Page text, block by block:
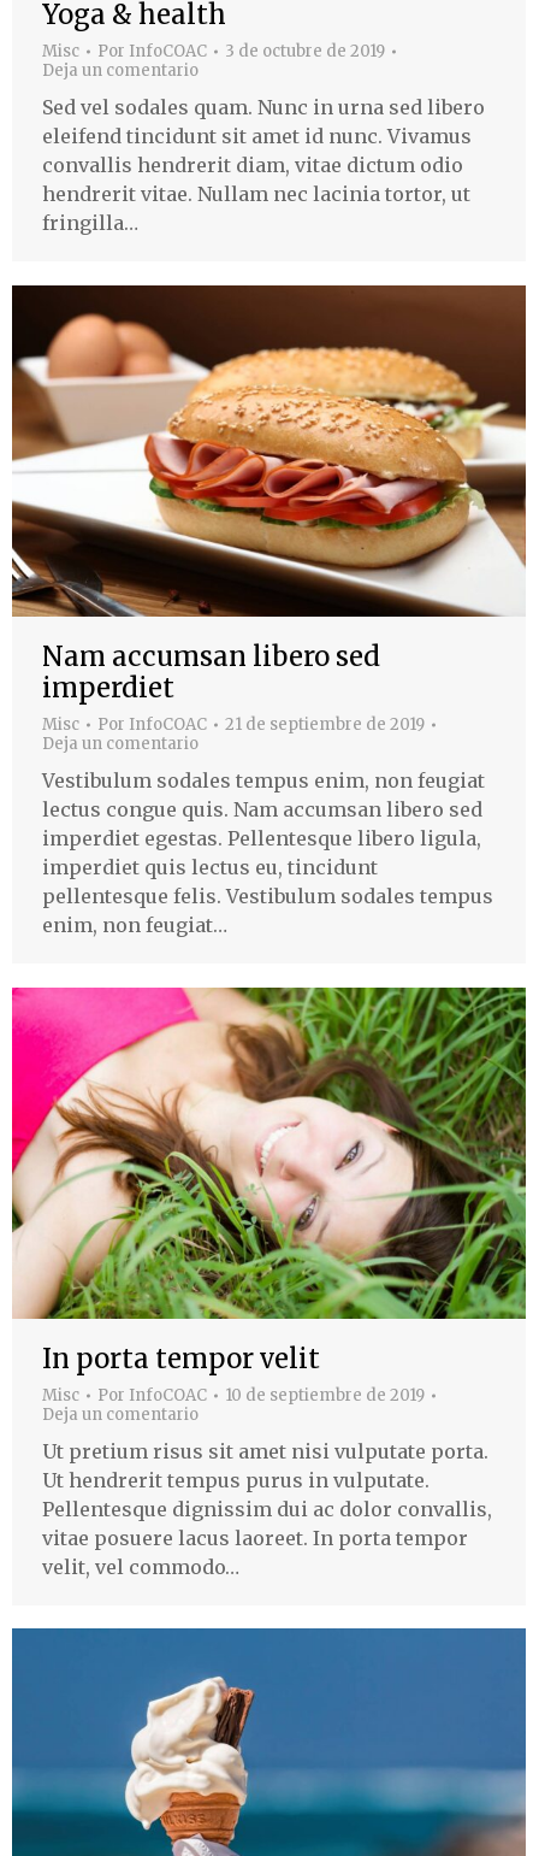
Yoga & health
Misc Por InfoCOAC
3 de octubre de 2019
Deja un comentario
Sed vel sodales quam. Nunc in urna sed libero
eleifend tincidunt sit amet id nunc. Vivamus
convallis hendrerit diam, vitae dictum odio
hendrerit vitae. Nullam nec lacinia tortor, ut
fringilla…
Nam accumsan libero sed
imperdiet
Misc Por InfoCOAC
21 de septiembre de 2019
Deja un comentario
Vestibulum sodales tempus enim, non feugiat
lectus congue quis. Nam accumsan libero sed
imperdiet egestas. Pellentesque libero ligula,
imperdiet quis lectus eu, tincidunt
pellentesque felis. Vestibulum sodales tempus
enim, non feugiat…
In porta tempor velit
Misc Por InfoCOAC
10 de septiembre de 2019
Deja un comentario
Ut pretium risus sit amet nisi vulputate porta.
Ut hendrerit tempus purus in vulputate.
Pellentesque dignissim dui ac dolor convallis,
vitae posuere lacus laoreet. In porta tempor
velit, vel commodo…